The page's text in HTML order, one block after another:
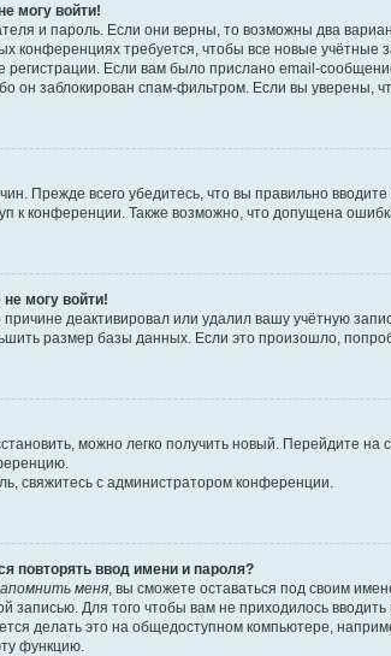
могу войти!
и пароль. Если они верны, то возможны два
конференциях требуется, чтобы все новые
Если вам было прислано email-
он заблокирован спам-фильтром. Если вы уверены,
Прежде всего убедитесь, что вы правильно
к конференции. Также возможно, что допущена
могу войти!
деактивировал или удалил вашу учётную
размер базы данных. Если это произошло,
можно легко получить новый. Перейдите
свяжитесь с администратором конференции.
повторять ввод имени и пароля?
меня , вы сможете оставаться под своим
записью. Для того чтобы вам не приходилось
делать это на общедоступном компьютере,
функцию.